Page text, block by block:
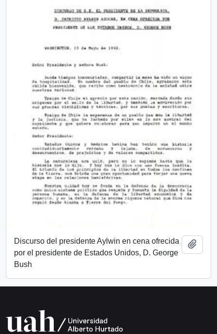
Discurso del presidente Aylwin en cena ofrecida
por el presidente de Estados Unidos, D. George
Bush